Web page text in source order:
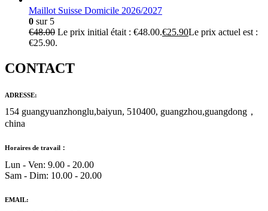
Maillot Suisse Domicile 2026/2027
0 sur 5
€48.00 Le prix initial était : €48.00.€25.90Le prix actuel est :
€25.90.
CONTACT
ADRESSE:
154 guangyuanzhonglu,baiyun, 510400, guangzhou,guangdong，
china
Horaires de travail：
Lun - Ven: 9.00 - 20.00
Sam - Dim: 10.00 - 20.00
EMAIL: